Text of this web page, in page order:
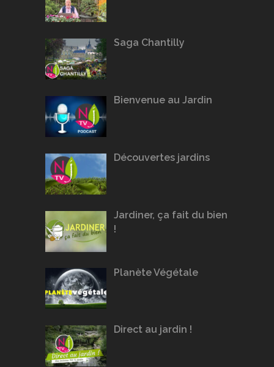
Saga Chantilly
Bienvenue au Jardin
Découvertes jardins
Jardiner, ça fait du bien
!
Planète Végétale
Direct au jardin !